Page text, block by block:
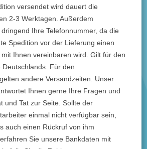
versendet wird dauert die
2-3 Werktagen. Außerdem
Ihre Telefonnummer, da die
Spedition vor der Lieferung einen
Ihnen vereinbaren wird. Gilt für den
Deutschlands. Für den
andere Versandzeiten. Unser
Ihnen gerne Ihre Fragen und
und Tat zur Seite. Sollte der
einmal nicht verfügbar sein,
auch einen Rückruf von ihm
Sie unsere Bankdaten mit